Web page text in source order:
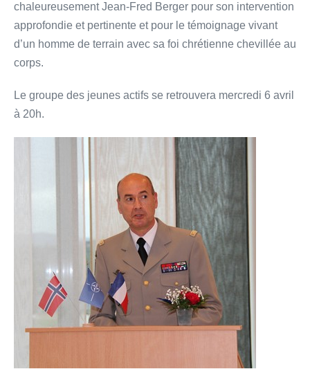
chaleureusement Jean-Fred Berger pour son intervention
approfondie et pertinente et pour le témoignage vivant
d’un homme de terrain avec sa foi chrétienne chevillée au
corps.
Le groupe des jeunes actifs se retrouvera mercredi 6 avril
à 20h.